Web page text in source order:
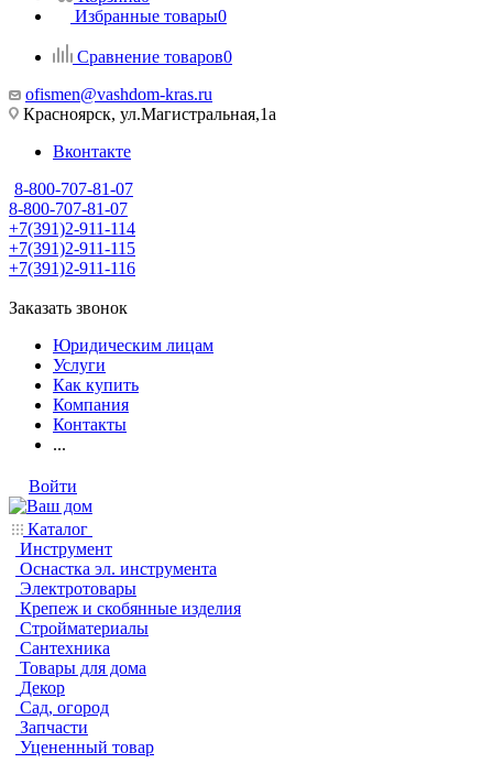
Избранные товары0
Сравнение товаров0
ofismen@vashdom-kras.ru
Красноярск, ул.Магистральная,1а
Вконтакте
8-800-707-81-07
8-800-707-81-07
+7(391)2-911-114
+7(391)2-911-115
+7(391)2-911-116
Заказать звонок
Юридическим лицам
Услуги
Как купить
Компания
Контакты
...
Войти
Каталог
Инструмент
Оснастка эл. инструмента
Электротовары
Крепеж и скобянные изделия
Стройматериалы
Сантехника
Товары для дома
Декор
Сад, огород
Запчасти
Уцененный товар